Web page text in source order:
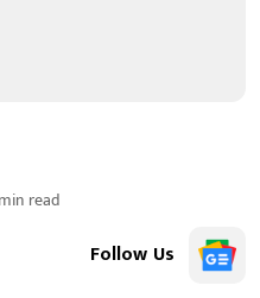
min read
Follow Us